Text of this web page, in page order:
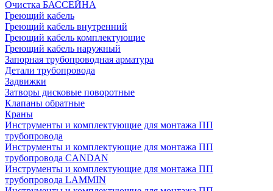
Очистка БАССЕЙНА
Греющий кабель
Греющий кабель внутренний
Греющий кабель комплектующие
Греющий кабель наружный
Запорная трубопроводная арматура
Детали трубопровода
Задвижки
Затворы дисковые поворотные
Клапаны обратные
Краны
Инструменты и комплектующие для монтажа ПП
трубопровода
Инструменты и комплектующие для монтажа ПП
трубопровода CANDAN
Инструменты и комплектующие для монтажа ПП
трубопровода LAMMIN